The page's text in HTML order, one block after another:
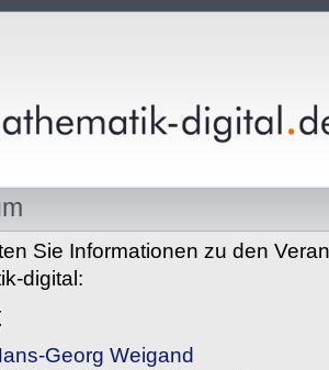
Sie Informationen zu den
digital:
Georg Weigand